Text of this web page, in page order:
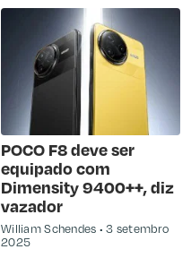
POCO F8 deve ser
equipado com
Dimensity 9400++, diz
vazador
William Schendes
3 setembro
2025